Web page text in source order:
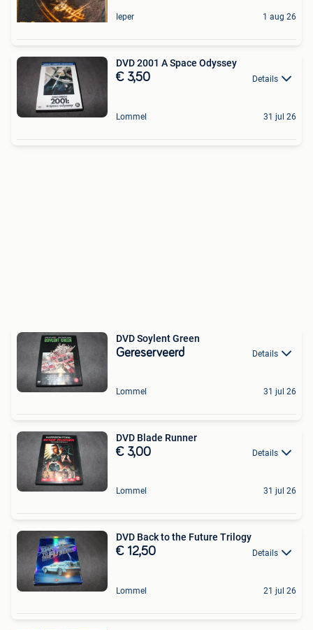
Ieper 1 aug 26
DVD 2001 A Space Odyssey
€ 3,50 Details
Lommel 31 jul 26
DVD Soylent Green
Gereserveerd Details
Lommel 31 jul 26
DVD Blade Runner
€ 3,00 Details
Lommel 31 jul 26
DVD Back to the Future Trilogy
€ 12,50 Details
Lommel 21 jul 26